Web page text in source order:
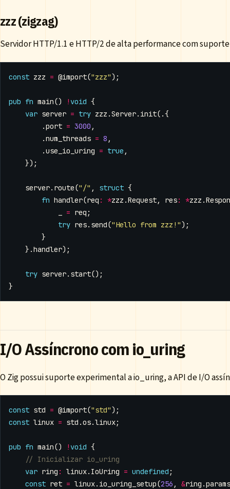
zzz (zigzag)
Servidor HTTP/1.1 e HTTP/2 de alta performance com
const zzz = @import("zzz");
pub fn main() ! void {
var server = try zzz .Server. init(.{
.port = 3000 ,
.num_threads = 8 ,
.use_io_uring = true ,
});
server. route("/" , struct {
fn handler(req : *zzz .Request, res: *zzz .
= req ;
try res. send("Hello from zzz!");
}
}.handler);
try server. start();
}
I/O Assíncrono com io_uring
O Zig possui suporte experimental a io_uring, a API de I/O
const std = @import("std");
const linux = std .os.linux;
pub fn main() ! void {
var ring : linux. IoUring = undefined ;
const ret = linux. io_uring_setup(256 , &ring .params